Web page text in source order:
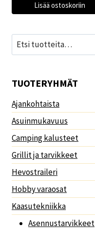
Lisää ostoskoriin
Etsi:
TUOTERYHMÄT
Ajankohtaista
Asuinmukavuus
Camping kalusteet
Grillit ja tarvikkeet
Hevostraileri
Hobby varaosat
Kaasutekniikka
Asennustarvikkeet